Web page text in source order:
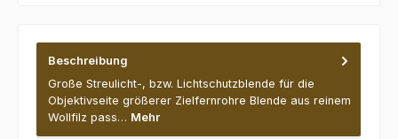
Beschreibung
Große Streulicht-, bzw. Lichtschutzblende für die
Objektivseite größerer Zielfernrohre Blende aus reinem
Wollfilz pass… Mehr